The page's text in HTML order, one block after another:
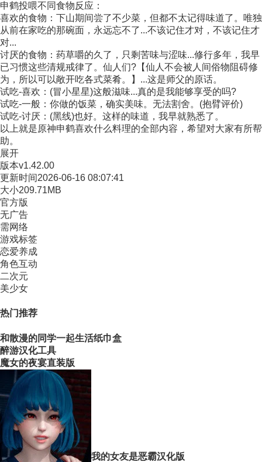
申鹤投喂不同食物反应：
喜欢的食物：下山期间尝了不少菜，但都不太记得味道了。唯独
从前在家吃的那碗面，永远忘不了...不该记住才对，不该记住才
对...
讨厌的食物：药草嚼的久了，只剩苦味与涩味...修行多年，我早
已习惯这些清规戒律了。仙人们?【仙人不会被人间俗物阻碍修
为，所以可以敞开吃各式菜肴。】...这是师父的原话。
试吃-喜欢：(冒小星星)这般滋味...真的是我能够享受的吗?
试吃-一般：你做的饭菜，确实美味。无法割舍。(抱臂评价)
试吃-讨厌：(黑线)也好。这样的味道，我早就熟悉了。
以上就是原神申鹤喜欢什么料理的全部内容，希望对大家有所帮
助。
展开
版本v1.42.00
更新时间2026-06-16 08:07:41
大小209.71MB
官方版
无广告
需网络
游戏标签
恋爱养成
角色互动
二次元
美少女
热门推荐
和散漫的同学一起生活纸巾盒
醉游汉化工具
魔女的夜宴直装版
我的女友是恶霸汉化版